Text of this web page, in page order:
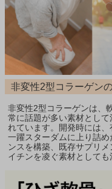
非変性2型コラーゲン
非変性2型コラーゲンは、
常に話題が多い素材とし
れています。開発時には
一躍スターダムに上り詰
ンスを構築、既存サプリ
イチンを凌ぐ素材としても